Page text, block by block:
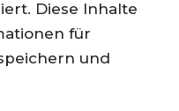
Diese Inhalte
für
und